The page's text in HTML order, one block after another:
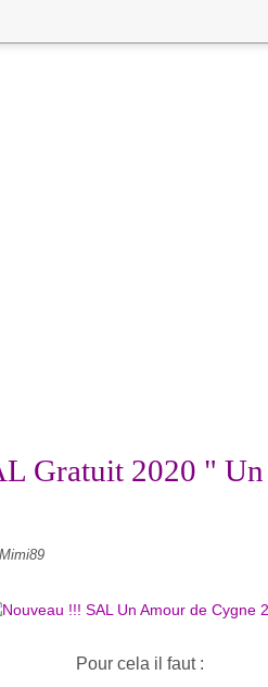
Gratuit 2020 "
Pour cela il faut :